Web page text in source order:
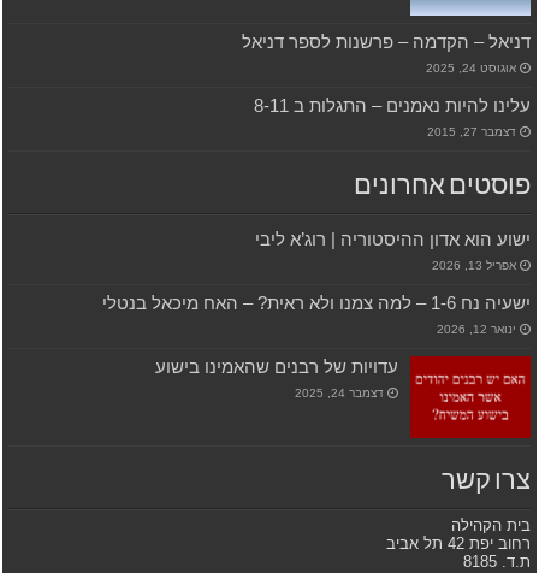
דניאל – הקדמה – פרשנות לספר דניאל
אוגוסט 24, 2025
עלינו להיות נאמנים – התגלות ב 8-11
דצמבר 27, 2015
פוסטים אחרונים
ישוע הוא אדון ההיסטוריה | רוג’א ליבי
אפריל 13, 2026
ישעיה נח 1-6 – למה צמנו ולא ראית? – האח מיכאל בנטלי
ינואר 12, 2026
עדויות של רבנים שהאמינו בישוע
דצמבר 24, 2025
צרו קשר
בית הקהילה
רחוב יפת 42 תל אביב
ת.ד. 8185